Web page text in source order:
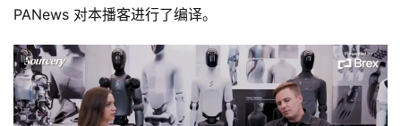
PANews 对本播客进行了编译。